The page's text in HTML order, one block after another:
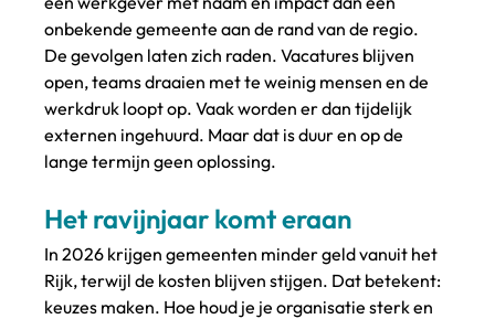
onbekende gemeente aan de rand van de regio.
De gevolgen laten zich raden. Vacatures blijven
open, teams draaien met te weinig mensen en de
werkdruk loopt op. Vaak worden er dan tijdelijk
externen ingehuurd. Maar dat is duur en op de
lange termijn geen oplossing.
Het ravijnjaar komt eraan
In 2026 krijgen gemeenten minder geld vanuit het
Rijk, terwijl de kosten blijven stijgen. Dat betekent:
keuzes maken. Hoe houd je je organisatie sterk en